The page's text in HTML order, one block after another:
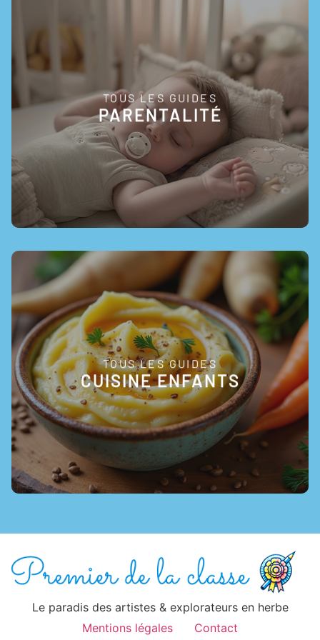
TOUS LES GUIDES
PARENTALITÉ
EN SAVOIR +
TOUS LES GUIDES
CUISINE ENFANTS
EN SAVOIR +
Le paradis des artistes & explorateurs en herbe
Mentions légales
Contact